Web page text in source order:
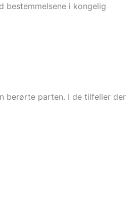
bestemmelsene i kongelig
berørte parten. I de tilfeller der